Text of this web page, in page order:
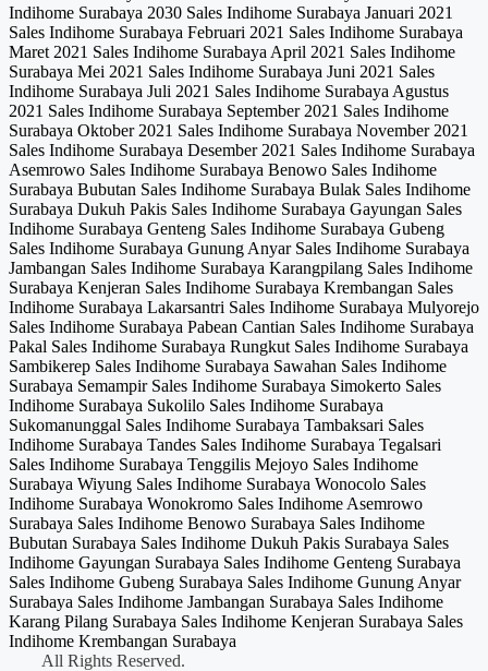
Indihome Surabaya 2030 Sales Indihome Surabaya Januari 2021
Sales Indihome Surabaya Februari 2021 Sales Indihome Surabaya
Maret 2021 Sales Indihome Surabaya April 2021 Sales Indihome
Surabaya Mei 2021 Sales Indihome Surabaya Juni 2021 Sales
Indihome Surabaya Juli 2021 Sales Indihome Surabaya Agustus
2021 Sales Indihome Surabaya September 2021 Sales Indihome
Surabaya Oktober 2021 Sales Indihome Surabaya November 2021
Sales Indihome Surabaya Desember 2021 Sales Indihome Surabaya
Asemrowo Sales Indihome Surabaya Benowo Sales Indihome
Surabaya Bubutan Sales Indihome Surabaya Bulak Sales Indihome
Surabaya Dukuh Pakis Sales Indihome Surabaya Gayungan Sales
Indihome Surabaya Genteng Sales Indihome Surabaya Gubeng
Sales Indihome Surabaya Gunung Anyar Sales Indihome Surabaya
Jambangan Sales Indihome Surabaya Karangpilang Sales Indihome
Surabaya Kenjeran Sales Indihome Surabaya Krembangan Sales
Indihome Surabaya Lakarsantri Sales Indihome Surabaya Mulyorejo
Sales Indihome Surabaya Pabean Cantian Sales Indihome Surabaya
Pakal Sales Indihome Surabaya Rungkut Sales Indihome Surabaya
Sambikerep Sales Indihome Surabaya Sawahan Sales Indihome
Surabaya Semampir Sales Indihome Surabaya Simokerto Sales
Indihome Surabaya Sukolilo Sales Indihome Surabaya
Sukomanunggal Sales Indihome Surabaya Tambaksari Sales
Indihome Surabaya Tandes Sales Indihome Surabaya Tegalsari
Sales Indihome Surabaya Tenggilis Mejoyo Sales Indihome
Surabaya Wiyung Sales Indihome Surabaya Wonocolo Sales
Indihome Surabaya Wonokromo Sales Indihome Asemrowo
Surabaya Sales Indihome Benowo Surabaya Sales Indihome
Bubutan Surabaya Sales Indihome Dukuh Pakis Surabaya Sales
Indihome Gayungan Surabaya Sales Indihome Genteng Surabaya
Sales Indihome Gubeng Surabaya Sales Indihome Gunung Anyar
Surabaya Sales Indihome Jambangan Surabaya Sales Indihome
Karang Pilang Surabaya Sales Indihome Kenjeran Surabaya Sales
Indihome Krembangan Surabaya
All Rights Reserved.